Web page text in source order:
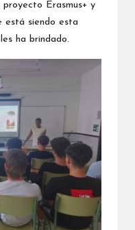
proyecto Erasmus+ y
está siendo esta
ha brindado.